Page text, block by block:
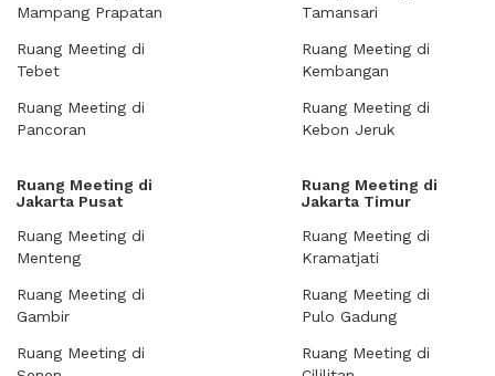
Mampang Prapatan
Ruang Meeting di
Tebet
Ruang Meeting di
Pancoran
Tamansari
Ruang Meeting di
Kembangan
Ruang Meeting di
Kebon Jeruk
Ruang Meeting di
Jakarta Pusat
Ruang Meeting di
Menteng
Ruang Meeting di
Gambir
Ruang Meeting di
Ruang Meeting di
Jakarta Timur
Ruang Meeting di
Kramatjati
Ruang Meeting di
Pulo Gadung
Ruang Meeting di